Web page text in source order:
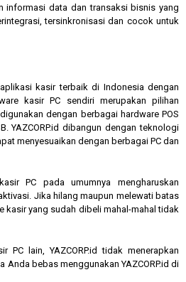
informasi data dan transaksi bisnis yang
tersinkronisasi dan cocok untuk
aplikasi kasir terbaik di Indonesia dengan
kasir PC sendiri merupakan pilihan
dengan berbagai hardware POS
YAZCORP.id dibangun dengan teknologi
menyesuaikan dengan berbagai PC dan
PC pada umumnya mengharuskan
Jika hilang maupun melewati batas
kasir yang sudah dibeli mahal-mahal tidak
PC lain, YAZCORP.id tidak menerapkan
bebas menggunakan YAZCORP.id di